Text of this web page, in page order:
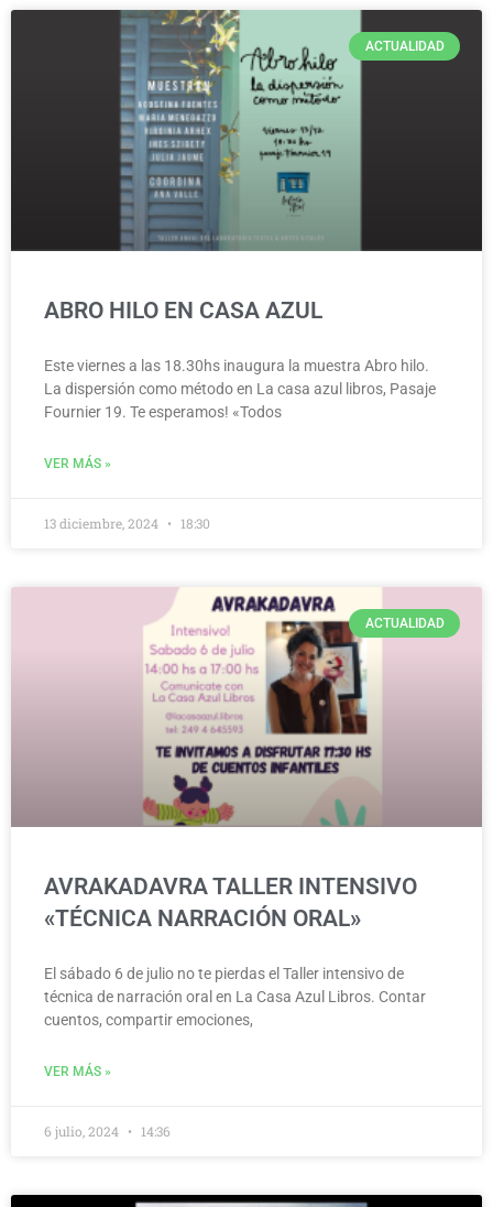
ACTUALIDAD
ABRO HILO EN CASA AZUL
Este viernes a las 18.30hs inaugura la muestra Abro hilo.
La dispersión como método en La casa azul libros, Pasaje
Fournier 19. Te esperamos! «Todos
VER MÁS »
13 diciembre, 2024 18:30
ACTUALIDAD
AVRAKADAVRA TALLER INTENSIVO
«TÉCNICA NARRACIÓN ORAL»
El sábado 6 de julio no te pierdas el Taller intensivo de
técnica de narración oral en La Casa Azul Libros. Contar
cuentos, compartir emociones,
VER MÁS »
6 julio, 2024 14:36